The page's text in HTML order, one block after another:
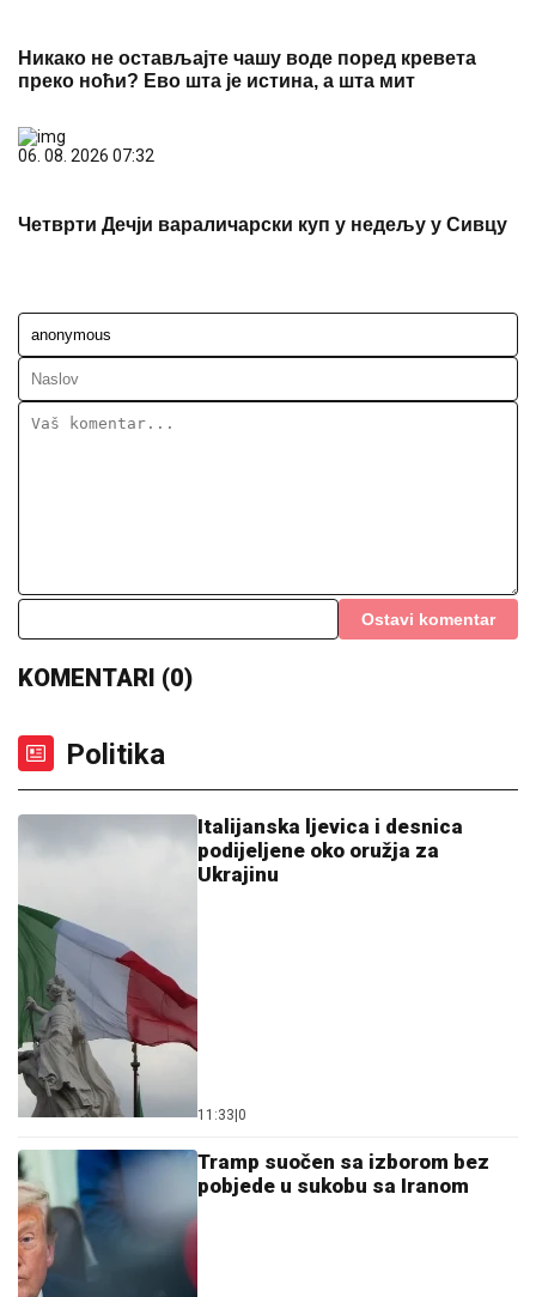
Никако не остављајте чашу воде поред кревета
преко ноћи? Ево шта је истина, а шта мит
06. 08. 2026 07:32
Четврти Дечји вараличарски куп у недељу у Сивцу
Ostavi komentar
KOMENTARI (0)
Politika
Italijanska ljevica i desnica
podijeljene oko oružja za
Ukrajinu
11:33|0
Tramp suočen sa izborom bez
pobjede u sukobu sa Iranom